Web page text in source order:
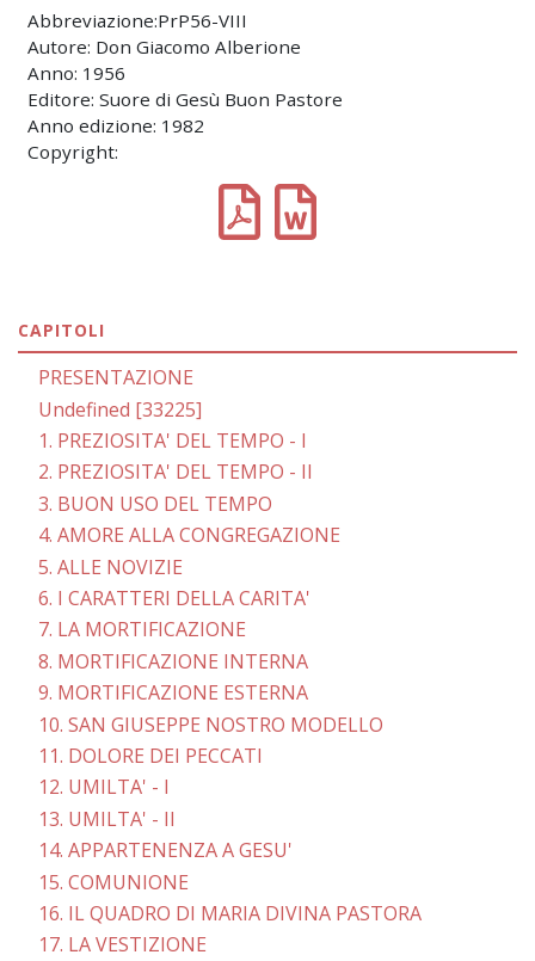
Abbreviazione:PrP56-VIII
Autore: Don Giacomo Alberione
Anno: 1956
Editore: Suore di Gesù Buon Pastore
Anno edizione: 1982
Copyright:
CAPITOLI
PRESENTAZIONE
Undefined [33225]
1. PREZIOSITA' DEL TEMPO - I
2. PREZIOSITA' DEL TEMPO - II
3. BUON USO DEL TEMPO
4. AMORE ALLA CONGREGAZIONE
5. ALLE NOVIZIE
6. I CARATTERI DELLA CARITA'
7. LA MORTIFICAZIONE
8. MORTIFICAZIONE INTERNA
9. MORTIFICAZIONE ESTERNA
10. SAN GIUSEPPE NOSTRO MODELLO
11. DOLORE DEI PECCATI
12. UMILTA' - I
13. UMILTA' - II
14. APPARTENENZA A GESU'
15. COMUNIONE
16. IL QUADRO DI MARIA DIVINA PASTORA
17. LA VESTIZIONE